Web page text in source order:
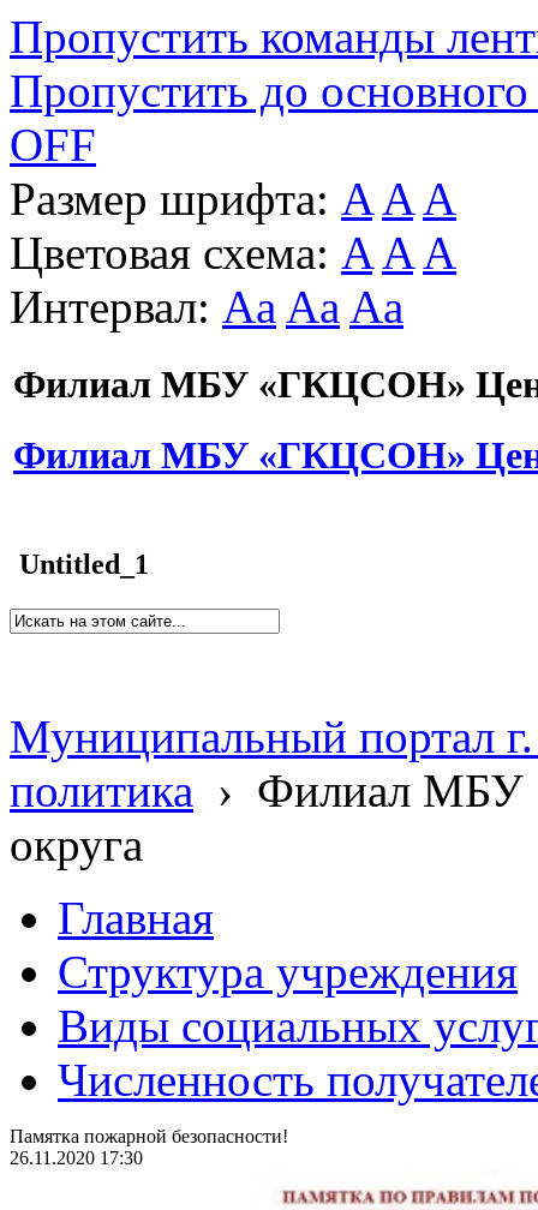
Пропустить команды
Пропустить до основного
OFF
Размер шрифта: A A A
Цветовая схема: A A A
Интервал: Aa Aa Aa
Филиал МБУ «ГКЦСОН»
Филиал МБУ «ГКЦСОН»
Untitled_1
Муниципальный портал
политика › Филиал МБУ
округа
Главная
Структура учреждения
Виды социальных
Численность
Памятка пожарной безопасности!
26.11.2020 17:30